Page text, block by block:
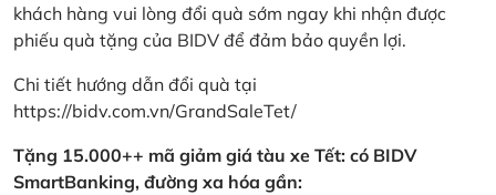
khách hàng vui lòng đổi quà sớm ngay khi nhận được
phiếu quà tặng của BIDV để đảm bảo quyền lợi.
Chi tiết hướng dẫn đổi quà tại
https://bidv.com.vn/GrandSaleTet/
Tặng 15.000++ mã giảm giá tàu xe Tết: có BIDV
SmartBanking, đường xa hóa gần: